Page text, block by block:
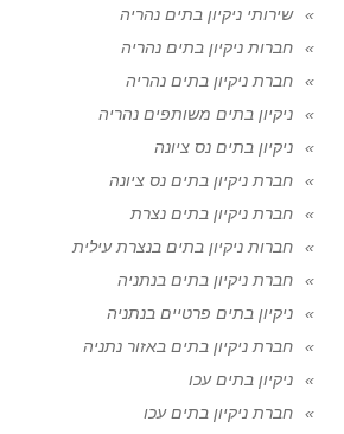
שירותי ניקיון בתים נהריה
חברות ניקיון בתים נהריה
חברת ניקיון בתים נהריה
ניקיון בתים משותפים נהריה
ניקיון בתים נס ציונה
חברת ניקיון בתים נס ציונה
חברת ניקיון בתים נצרת
חברות ניקיון בתים בנצרת עילית
חברת ניקיון בתים בנתניה
ניקיון בתים פרטיים בנתניה
חברת ניקיון בתים באזור נתניה
ניקיון בתים עכו
חברת ניקיון בתים עכו